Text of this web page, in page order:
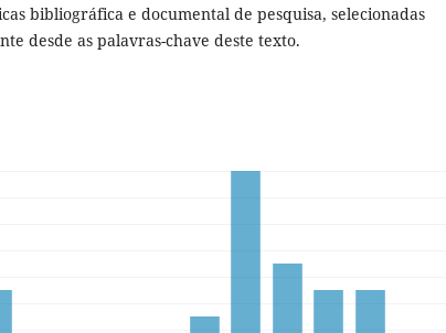
bibliográfica e documental de pesquisa, selecionadas
desde as palavras-chave deste texto.